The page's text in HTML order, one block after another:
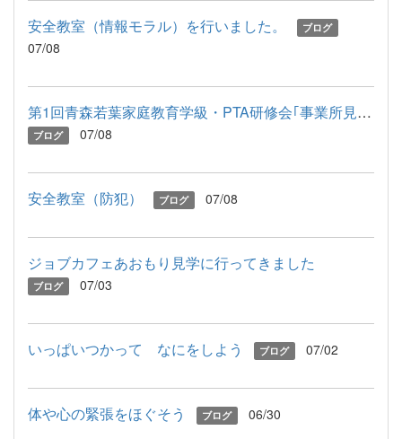
安全教室（情報モラル）を行いました。 ブログ
07/08
第1回青森若葉家庭教育学級・PTA研修会｢事業所見学｣
ブログ 07/08
安全教室（防犯） ブログ 07/08
ジョブカフェあおもり見学に行ってきました
ブログ 07/03
いっぱいつかって なにをしよう ブログ 07/02
体や心の緊張をほぐそう ブログ 06/30